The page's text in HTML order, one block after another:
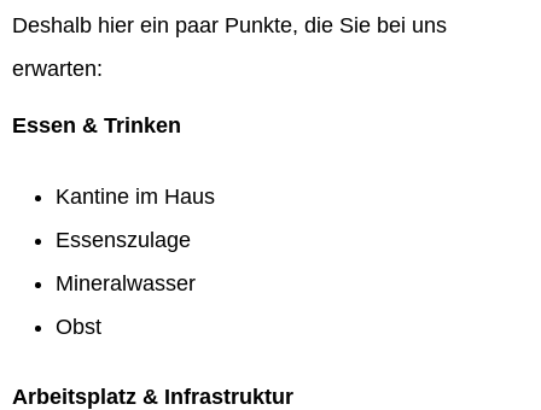
Deshalb hier ein paar Punkte, die Sie bei uns
erwarten:
Essen & Trinken
Kantine im Haus
Essenszulage
Mineralwasser
Obst
Arbeitsplatz & Infrastruktur